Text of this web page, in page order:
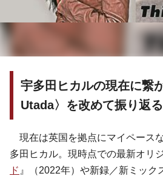
宇多田ヒカルの現在に繋
Utada〉を改めて振り返る
現在は英国を拠点にマイペース
多田ヒカル。現時点での最新オリ
ド 』（2022年）や新録／新ミック